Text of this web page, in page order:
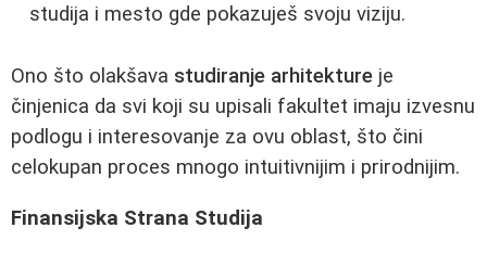
studija i mesto gde pokazuješ svoju viziju.
Ono što olakšava studiranje arhitekture je
činjenica da svi koji su upisali fakultet imaju izvesnu
podlogu i interesovanje za ovu oblast, što čini
celokupan proces mnogo intuitivnijim i prirodnijim.
Finansijska Strana Studija